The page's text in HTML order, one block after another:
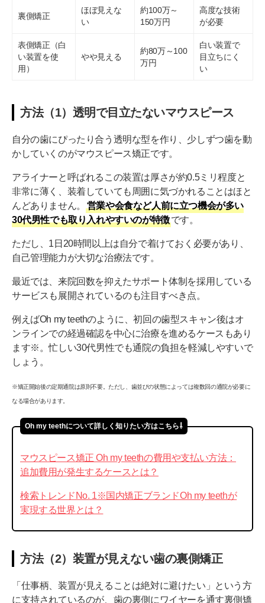
裏側矯正
ほぼ見えな
い
約100万～
150万円
高度な技術
が必要
表側矯正（白
い装置を使
用）
やや見える
約80万～100
万円
白い装置で
目立ちにく
い
方法（1）透明で目立たないマウスピース
自分の歯にぴったり合う透明な型を作り、少しずつ歯を動
かしていくのがマウスピース矯正です。
アライナーと呼ばれるこの装置は厚さが約0.5ミリ程度と
非常に薄く、装着していても周囲に気づかれることはほと
んどありません。
営業や会食など人前に立つ機会が多い
30代男性でも取り入れやすいのが特徴です。
ただし、1日20時間以上は自分で着けておく必要があり、
自己管理能力が大切な治療法です。
最近では、来院回数を抑えたサポート体制を採用している
サービスも展開されているのも注目すべき点。
例えばOh my teethのように、初回の歯型スキャン後はオ
ンラインでの経過確認を中心に治療を進めるケースもあり
ます※。忙しい30代男性でも通院の負担を軽減しやすいで
しょう。
※矯正開始後の定期通院は原則不要。ただし、歯並びの状態によっては複数回の通院が必要に
なる場合があります。
Oh my teethについて詳しく知りたい方はこちら⇩
マウスピース矯正 Oh my teethの費用や支払い方法：
追加費用が発生するケースとは？
検索トレンドNo. 1※国内矯正ブランドOh my teethが
実現する世界とは？
方法（2）装置が見えない歯の裏側矯正
「仕事柄、装置が見えることは絶対に避けたい」という方
に支持されているのが、歯の裏側にワイヤーを通す裏側矯